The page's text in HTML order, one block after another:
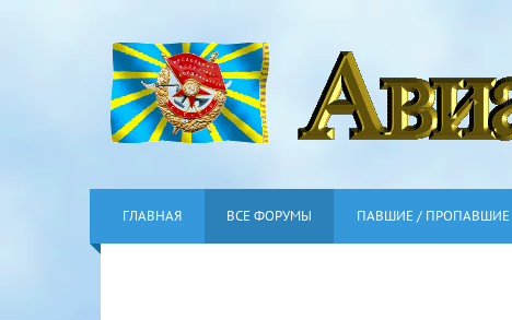
ГЛАВНАЯ ВСЕ ФОРУМЫ ПАВШИЕ / ПРОПАВШИЕ